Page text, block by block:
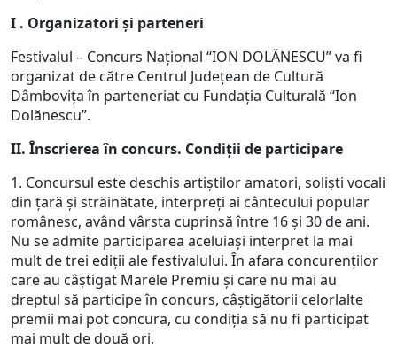
I . Organizatori şi parteneri
Festivalul – Concurs Naţional “ION DOLĂNESCU” va fi
organizat de către Centrul Judeţean de Cultură
Dâmboviţa în parteneriat cu Fundaţia Culturală “Ion
Dolănescu”.
II. Înscrierea în concurs. Condiţii de participare
1. Concursul este deschis artiştilor amatori, solişti vocali
din ţară şi străinătate, interpreţi ai cântecului popular
românesc, având vârsta cuprinsă între 16 şi 30 de ani.
Nu se admite participarea aceluiaşi interpret la mai
mult de trei ediţii ale festivalului. În afara concurenţilor
care au câştigat Marele Premiu şi care nu mai au
dreptul să participe în concurs, câştigătorii celorlalte
premii mai pot concura, cu condiţia să nu fi participat
mai mult de două ori.